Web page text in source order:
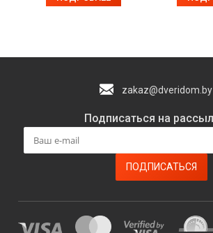
zakaz@dveridom.by
Подписаться на